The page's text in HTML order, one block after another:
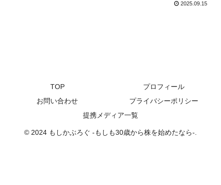
2025.09.15
TOP
プロフィール
お問い合わせ
プライバシーポリシー
提携メディア一覧
© 2024 もしかぶろぐ -もしも30歳から株を始めたなら-.